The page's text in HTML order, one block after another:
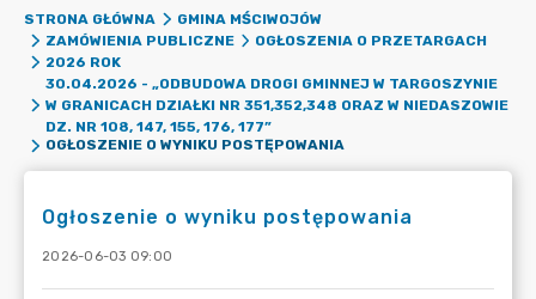
STRONA GŁÓWNA
GMINA MŚCIWOJÓW
ZAMÓWIENIA PUBLICZNE
OGŁOSZENIA O PRZETARGACH
2026 ROK
30.04.2026 - „ODBUDOWA DROGI GMINNEJ W TARGOSZYNIE
W GRANICACH DZIAŁKI NR 351,352,348 ORAZ W NIEDASZOWIE
DZ. NR 108, 147, 155, 176, 177”
OGŁOSZENIE O WYNIKU POSTĘPOWANIA
Ogłoszenie o wyniku postępowania
2026-06-03 09:00